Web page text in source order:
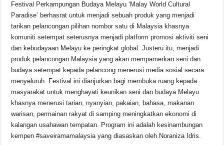
c
e
b
o
o
k
at
s
A
p
p
e
a
d
s
p
y
Li
n
k
ar
e
Festival Perkampungan Budaya Melayu ‘Malay World Cultural
Paradise’ berhasrat untuk menjadi sebuah produk yang menjadi
tarikan pelancongan pilihan nombor satu di Malaysia khasnya
komuniti setempat seterusnya menjadi platform promosi aktiviti seni
dan kebudayaan Melayu ke peringkat global. Justeru itu, menjadi
produk pelancongan Malaysia yang akan mempamerkan seni dan
budaya setempat kepada pelancong menerusi media sosial secara
menyeluruh. Festival ini dianjurkan bagi membuka ruang kepada
masyarakat untuk menghayati keunikan seni dan budaya Melayu
khasnya menerusi tarian, nyanyian, pakaian, bahasa, makanan
warisan, permainan rakyat di samping meningkatkan ekonomi di
kalangan usahawan tempatan. Program ini adalah kesinambungan
kempen #saveiramamalaysia yang diasaskan oleh Noraniza Idris.